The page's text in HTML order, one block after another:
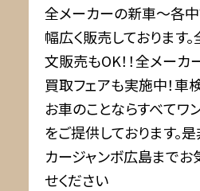
全メーカーの新車～各
幅広く販売しております
文販売もOK！！全メー
買取フェアも実施中！車
お車のことならすべてワ
をご提供しております。
カージャンボ広島まで
せください